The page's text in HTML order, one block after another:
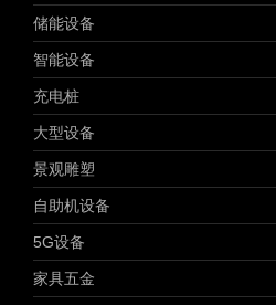
储能设备
智能设备
充电桩
大型设备
景观雕塑
自助机设备
5G设备
家具五金